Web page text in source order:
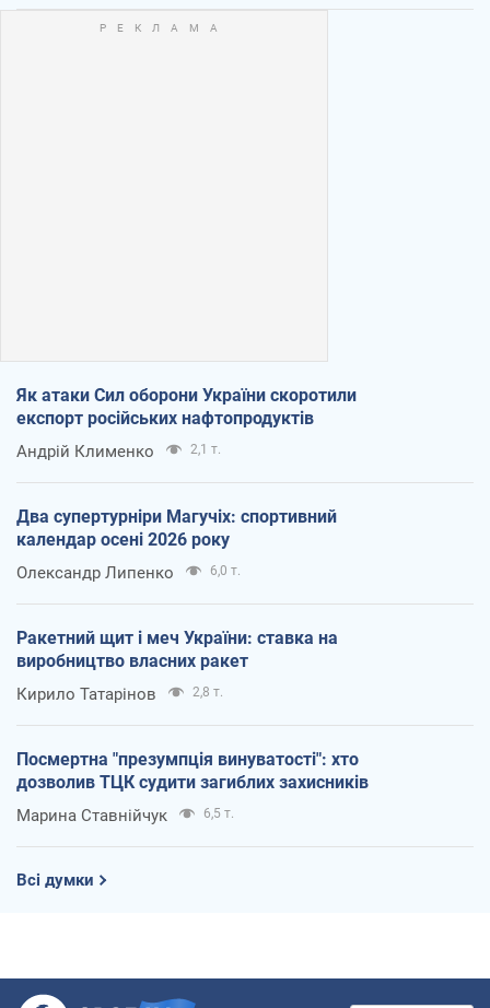
Як атаки Сил оборони України скоротили
експорт російських нафтопродуктів
Андрій Клименко 2,1 т.
Два супертурніри Магучіх: спортивний
календар осені 2026 року
Олександр Липенко 6,0 т.
Ракетний щит і меч України: ставка на
виробництво власних ракет
Кирило Татарінов 2,8 т.
Посмертна "презумпція винуватості": хто
дозволив ТЦК судити загиблих захисників
Марина Ставнійчук 6,5 т.
Всі думки